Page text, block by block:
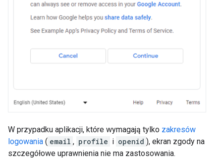
W przypadku aplikacji, które wymagają tylko zakresów
logowania ( email , profile i openid ), ekran zgody na
szczegółowe uprawnienia nie ma zastosowania.